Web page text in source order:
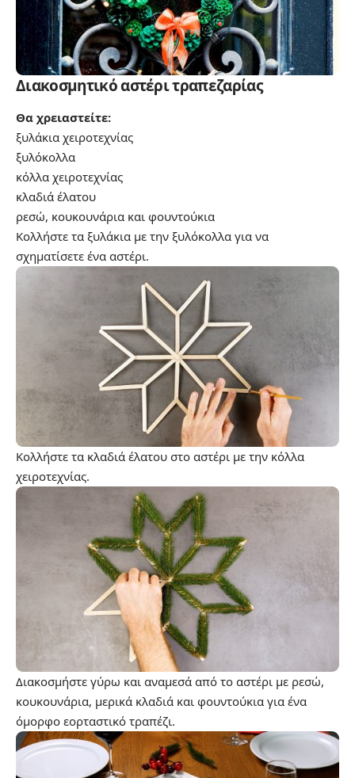
Διακοσμητικό αστέρι τραπεζαρίας
Θα χρειαστείτε:
ξυλάκια χειροτεχνίας
ξυλόκολλα
κόλλα χειροτεχνίας
κλαδιά έλατου
ρεσώ, κουκουνάρια και φουντούκια
Κολλήστε τα ξυλάκια με την ξυλόκολλα για να
σχηματίσετε ένα αστέρι.
Κολλήστε τα κλαδιά έλατου στο αστέρι με την κόλλα
χειροτεχνίας.
Διακοσμήστε γύρω και αναμεσά από το αστέρι με ρεσώ,
κουκουνάρια, μερικά κλαδιά και φουντούκια για ένα
όμορφο εορταστικό τραπέζι.